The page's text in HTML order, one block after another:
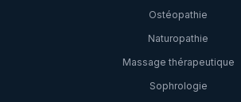
Ostéopathie
Naturopathie
Massage thérapeutique
Sophrologie